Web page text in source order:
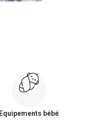
Equipements bébé